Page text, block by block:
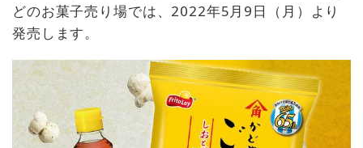
どのお菓子売り場では、2022年5月9日（月）より
発売します。